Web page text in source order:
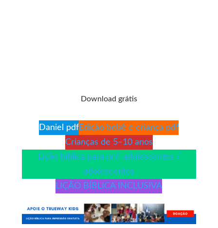
Download grátis
Daniel pdfEdição bebê e criança pdf
Crianças de 5–10 anos
Lição bíblica para pré-adolescentes /
adolescentes
LIÇÃO BÍBLICA INCLUSIVA